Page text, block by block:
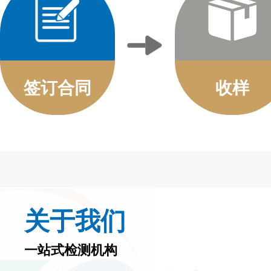
签订合同 收样
关于我们
一站式检测机构